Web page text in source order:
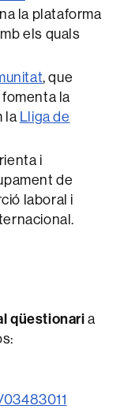
la plataforma
els quals
, que
la
la Lliga de
i
de
laboral i
qüestionaria